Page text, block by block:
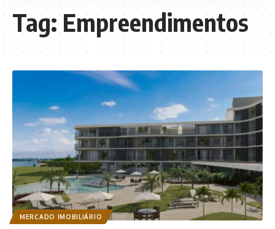
Tag:Empreendimentos
MERCADO IMOBILIÁRIO